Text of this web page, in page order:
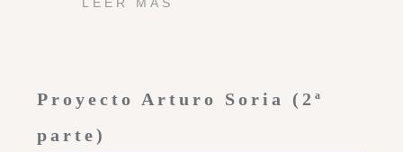
LEER MÁS
Proyecto Arturo Soria (2ª
parte)